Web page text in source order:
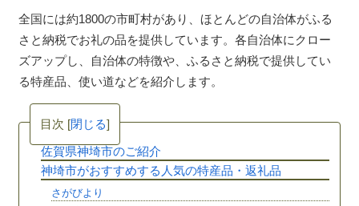
全国には約1800の市町村があり、ほとんどの自治体がふる
さと納税でお礼の品を提供しています。各自治体にクロー
ズアップし、自治体の特徴や、ふるさと納税で提供してい
る特産品、使い道などを紹介します。
目次 [閉じる]
佐賀県神埼市のご紹介
神埼市がおすすめする人気の特産品・返礼品
さがびより